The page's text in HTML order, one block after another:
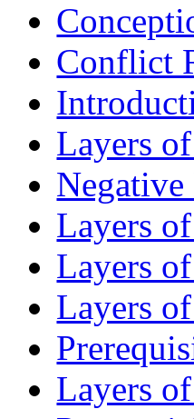
Conflict
Layers
Negative
Layers
Layers
Layers
Layers